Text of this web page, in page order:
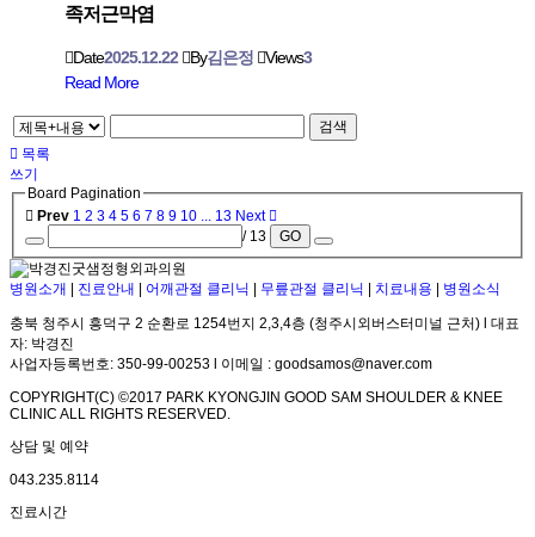
족저근막염
Date2025.12.22 By김은정 Views3
Read More
검색
목록
쓰기
Board Pagination
Prev 1 2 3 4 5 6 7 8 9 10 13 Next
/ 13
GO
병원소개 진료안내 어깨관절 클리닉 무릎관절 클리닉 치료내용 병원소식
충북 청주시 흥덕구 2 순환로 1254번지 2,3,4층 (청주시외버스터미널 근처) l 대표
자: 박경진
사업자등록번호: 350-99-00253 l 이메일 : goodsamos@naver.com
COPYRIGHT(C) ©2017 PARK KYONGJIN GOOD SAM SHOULDER & KNEE
CLINIC ALL RIGHTS RESERVED.
상담 및 예약
043.235.8114
진료시간